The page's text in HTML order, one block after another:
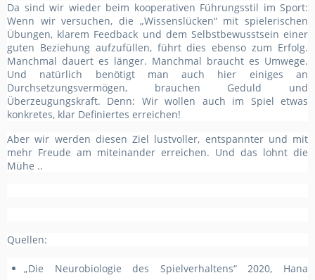
Da sind wir wieder beim kooperativen Führungsstil im Sport:
Wenn wir versuchen, die „Wissenslücken“ mit spielerischen
Übungen, klarem Feedback und dem Selbstbewusstsein einer
guten Beziehung aufzufüllen, führt dies ebenso zum Erfolg.
Manchmal dauert es länger. Manchmal braucht es Umwege.
Und natürlich benötigt man auch hier einiges an
Durchsetzungsvermögen, brauchen Geduld und
Überzeugungskraft. Denn: Wir wollen auch im Spiel etwas
konkretes, klar Definiertes erreichen!
Aber wir werden diesen Ziel lustvoller, entspannter und mit
mehr Freude am miteinander erreichen. Und das lohnt die
Mühe ..
Quellen:
„Die Neurobiologie des Spielverhaltens“ 2020, Hana